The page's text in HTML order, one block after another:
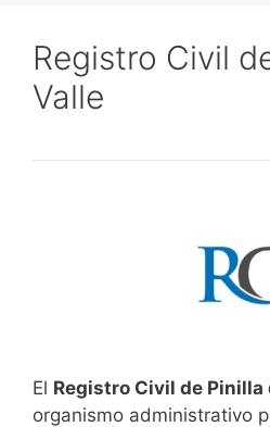
Registro Civil
Valle
El Registro Civil de Pinilla
organismo administrativo